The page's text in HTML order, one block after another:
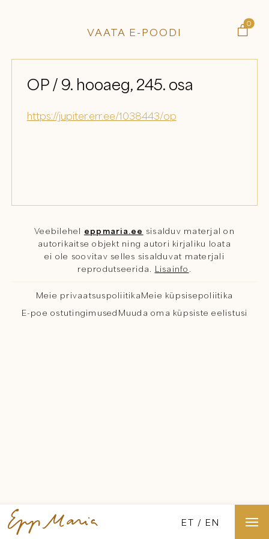
ET EN
VAATA E-POODI
0

OP / 9. hooaeg, 245. osa
https://jupiter.err.ee/1038443/op
Veebilehel eppmaria.ee sisalduv materjal on
autorikaitse objekt ning autori kirjaliku loata
ei ole soovitav selles sisalduvat materjali
reprodutseerida. Lisainfo .
Meie privaatsuspoliitikaMeie küpsisepoliitika
E-poe ostutingimused Muuda oma küpsiste eelistusi